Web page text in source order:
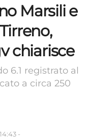
Marsili e
chiarisce
6.1 registrato al
a circa 250
-